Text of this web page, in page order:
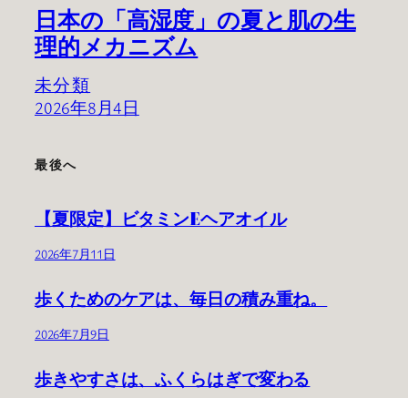
日本の「高湿度」の夏と肌の生
理的メカニズム
未分類
2026年8月4日
最後へ
【夏限定】ビタミンEヘアオイル
2026年7月11日
歩くためのケアは、毎日の積み重ね。
2026年7月9日
歩きやすさは、ふくらはぎで変わる